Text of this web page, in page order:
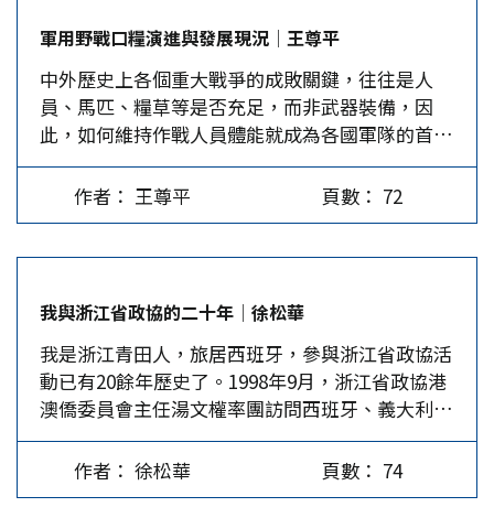
軍用野戰口糧演進與發展現況│王尊平
中外歷史上各個重大戰爭的成敗關鍵，往往是人
員、馬匹、糧草等是否充足，而非武器裝備，因
此，如何維持作戰人員體能就成為各國軍隊的首要
課題。燒餅是明代發明的軍隊口糧。近代戰爭如滑
鐵盧之役，法國軍隊面臨寒冬和缺糧的難題，最後
大敗而歸。放眼未來，無論戰爭型態如何改變，作
糧過去普遍以脫水餅乾、牛肉乾、薑糖和巧克力等
袋裝產品為主。因攜帶方便，口味尚佳，也常常成
為服役官士兵難忘的回憶。不過，戰場上的變化瞬
息萬變，要因應各種作戰方式，人員體能也必須妥
善考量。因此，尚可充飢的野戰口糧，營養補充就
嫌不足。作者服役期間，由於小蜜蜂盛行，戰備演
習時往往會有泡麵、黑輪、大腸包小腸和雞排等副
食品可供選擇。 近來供應單位逐步研發出新款野
作者： 王尊平 頁數： 72
我與浙江省政協的二十年│徐松華
我是浙江青田人，旅居西班牙，參與浙江省政協活
動已有20餘年歷史了。1998年9月，浙江省政協港
澳僑委員會主任湯文權率團訪問西班牙、義大利、
法國、德國，並舉辦《可愛的祖國》圖片展覽。我
當時擔任西班牙華僑華人協會副會長兼秘書長，負
責這項工作。開幕那天，中國駐西班牙大使湯永貴
作者： 徐松華 頁數： 74